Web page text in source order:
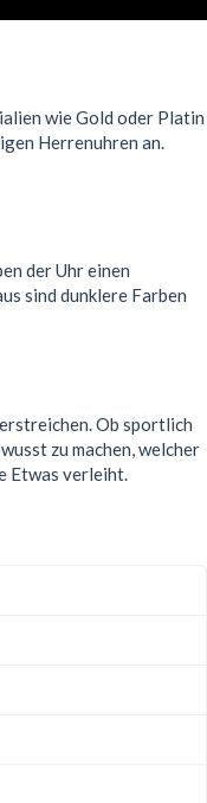
wie Gold oder Platin
Herrenuhren an.
der Uhr einen
sind dunklere Farben
Ob sportlich
zu machen, welcher
Etwas verleiht.